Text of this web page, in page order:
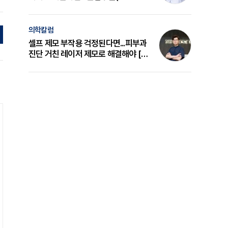
의학칼럼
셀프 제모 부작용 걱정된다면...피부과
진단 거친 레이저 제모로 해결해야 [변